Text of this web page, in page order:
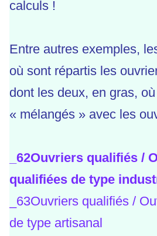
calculs !
Entre autres exemples,
où sont répartis les
dont les deux, en gras,
« mélangés » avec les
62Ouvriers qualifiés /
qualifiées de type
63Ouvriers qualifiés /
de type artisanal